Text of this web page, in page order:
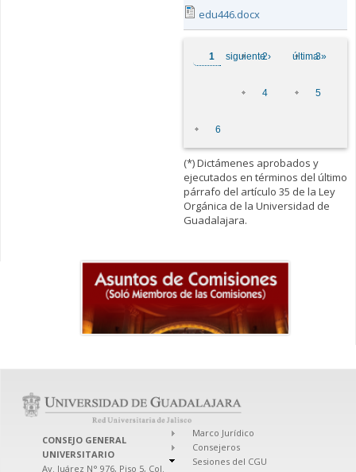
edu446.docx
Páginas
1 2 3
4 5
6
siguiente › última »
(*) Dictámenes aprobados y
ejecutados en términos del último
párrafo del artículo 35 de la Ley
Orgánica de la Universidad de
Guadalajara.
CONSEJO GENERAL
UNIVERSITARIO
Av. Juárez N° 976, Piso 5, Col.
Marco Jurídico
Consejeros
Sesiones del CGU